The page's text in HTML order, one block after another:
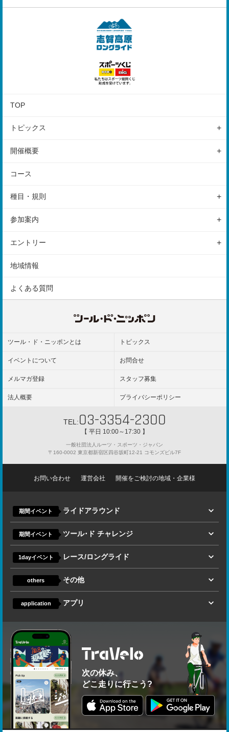
TOP
トピックス
レポート
開催概要
イベントの特徴
会場
アクセス
レポート動画
コース
種目・規則
ロングライド
保険
参加案内
参加前のご案内
エントリー
エントリーの方法
エントリー変更
地域情報
よくある質問
ツール・ド・ニッポンとは トピックス
イベントについて お問合せ
メルマガ登録 スタッフ募集
法人概要 プライバシーポリシー
TEL:03-3354-2300
【 平日 10:00～17:30 】
一般社団法人ルーツ・スポーツ・ジャパン
〒160-0002 東京都新宿区四谷坂町12-21 コモンズビル7F
お問い合わせ 運営会社 開催をご検討の地域・企業様
期間イベント ライドアラウンド
期間イベント ツール･ド チャレンジ
1dayイベント レース/ロングライド
others その他
application アプリ
次の休み、
どこ走りに行こう?